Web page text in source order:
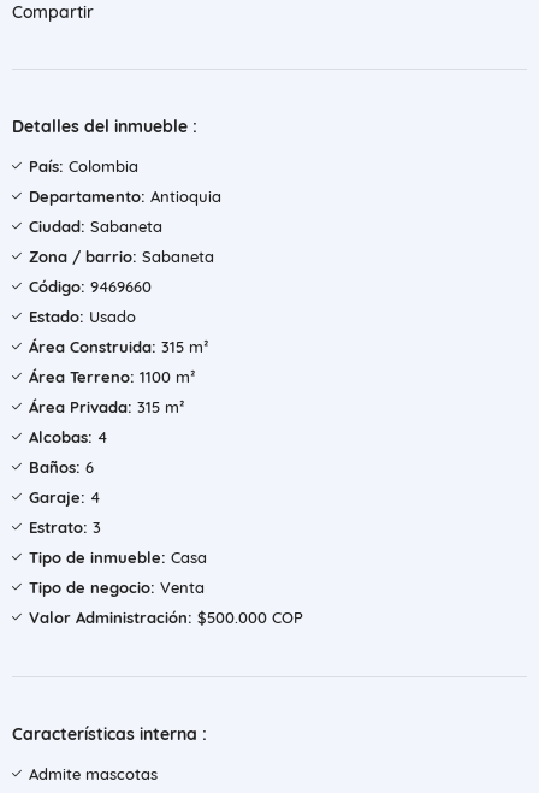
Compartir
Detalles del inmueble :
País: Colombia
Departamento: Antioquia
Ciudad: Sabaneta
Zona / barrio: Sabaneta
Código: 9469660
Estado: Usado
Área Construida: 315 m²
Área Terreno: 1100 m²
Área Privada: 315 m²
Alcobas: 4
Baños: 6
Garaje: 4
Estrato: 3
Tipo de inmueble: Casa
Tipo de negocio: Venta
Valor Administración: $500.000 COP
Características interna :
Admite mascotas